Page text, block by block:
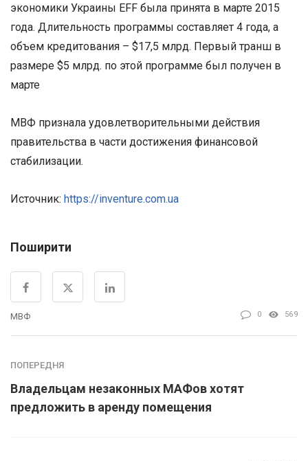
экономики Украины EFF была принята в марте 2015
года. Длительность программы составляет 4 года, а
объем кредитования – $17,5 млрд. Первый транш в
размере $5 млрд. по этой программе был получен в
марте
МВФ признала удовлетворительными действия
правительства в части достижения финансовой
стабилизации.
Источник: https://inventure.com.ua
Поширити
МВФ 0 569
ПОПЕРЕДНЯ
Владельцам незаконных МАФов хотят
предложить в аренду помещения